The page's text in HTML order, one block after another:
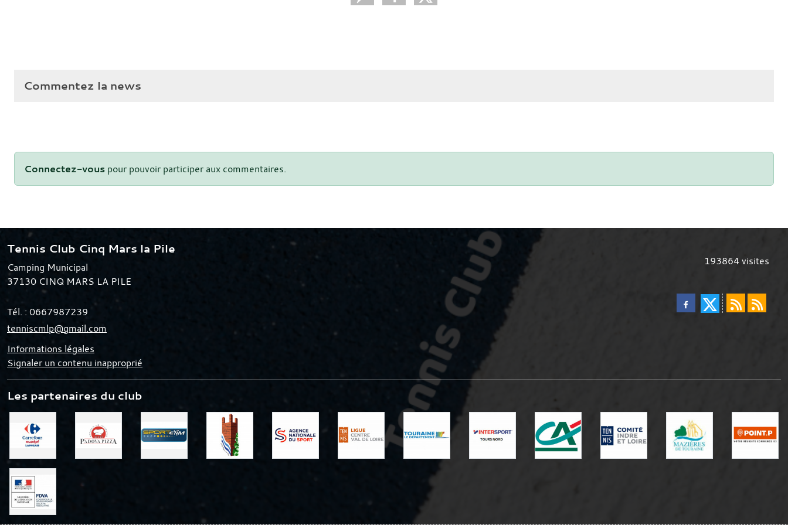
Commentez la news
Connectez-vous pour pouvoir participer aux commentaires.
Tennis Club Cinq Mars la Pile
Camping Municipal
37130 CINQ MARS LA PILE
Tél. : 0667987239
tenniscmlp@gmail.com
Informations légales
Signaler un contenu inapproprié
193864visites
Les partenaires du club